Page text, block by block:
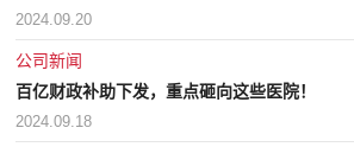
2024.09.20
公司新闻
百亿财政补助下发，重点砸向这些医院！
2024.09.18